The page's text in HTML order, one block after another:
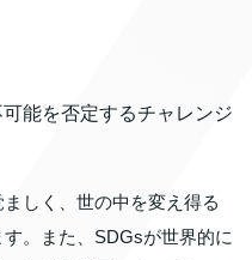
可能を否定するチャレンジ
しく、世の中を変え得る
。また、SDGsが世界的に